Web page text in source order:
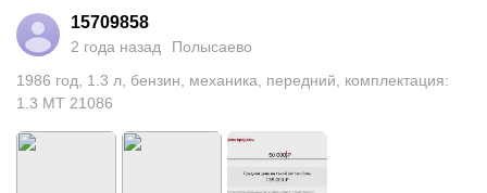
15709858
2 года назад
Полысаево
1986 год 1.3 л бензин механика передний
комплектация:
1.3 MT 21086